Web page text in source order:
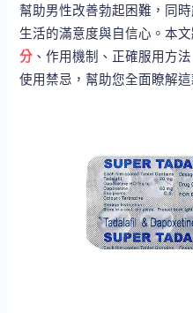
幫助男性改善勃起困難，同
生活的滿意度與自信心。本
分 、作用機制、正確服用方
使用禁忌，幫助您全面瞭解